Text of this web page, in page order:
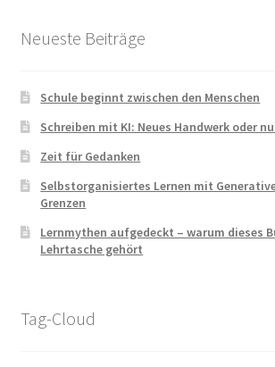
Neueste Beiträge
Schule beginnt zwischen den Menschen
Schreiben mit KI: Neues Handwerk oder
Zeit für Gedanken
Selbstorganisiertes Lernen mit
Grenzen
Lernmythen aufgedeckt – warum dieses
Lehrtasche gehört
Tag-Cloud